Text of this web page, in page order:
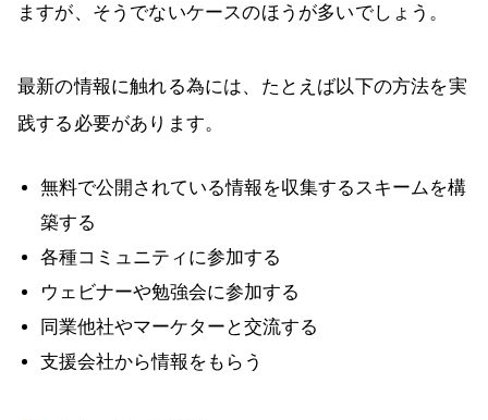
ますが、そうでないケースのほうが多いでしょう。
最新の情報に触れる為には、たとえば以下の方法を実
践する必要があります。
無料で公開されている情報を収集するスキームを構
築する
各種コミュニティに参加する
ウェビナーや勉強会に参加する
同業他社やマーケターと交流する
支援会社から情報をもらう